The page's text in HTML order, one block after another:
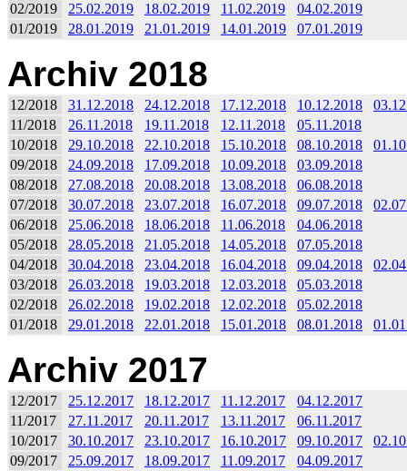
02/2019
25.02.2019 18.02.2019 11.02.2019
04.02.2019
01/2019
28.01.2019 21.01.2019 14.01.2019 07.01.2019
Archiv 2018
12/2018 31.12.2018 24.12.2018 17.12.2018 10.12.2018
11/2018
26.11.2018 19.11.2018 12.11.2018
05.11.2018
10/2018
29.10.2018 22.10.2018 15.10.2018 08.10.2018
09/2018
24.09.2018 17.09.2018 10.09.2018
03.09.2018
08/2018
27.08.2018 20.08.2018 13.08.2018
06.08.2018
07/2018
30.07.2018 23.07.2018 16.07.2018 09.07.2018
06/2018
25.06.2018 18.06.2018 11.06.2018
04.06.2018
05/2018
28.05.2018 21.05.2018 14.05.2018
07.05.2018
04/2018
30.04.2018 23.04.2018 16.04.2018 09.04.2018
03/2018
26.03.2018 19.03.2018 12.03.2018
05.03.2018
02/2018
26.02.2018 19.02.2018 12.02.2018
05.02.2018
01/2018
29.01.2018 22.01.2018 15.01.2018 08.01.2018
Archiv 2017
12/2017 25.12.2017 18.12.2017 11.12.2017
04.12.2017
11/2017
27.11.2017 20.11.2017 13.11.2017
06.11.2017
10/2017
30.10.2017 23.10.2017 16.10.2017 09.10.2017
09/2017
25.09.2017 18.09.2017 11.09.2017
04.09.2017